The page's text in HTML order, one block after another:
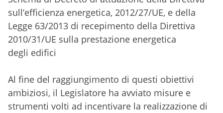
sull’efficienza energetica, 2012/27/UE, e della
Legge 63/2013 di recepimento della Direttiva
2010/31/UE sulla prestazione energetica
degli edifici
Al fine del raggiungimento di questi obiettivi
ambiziosi, il Legislatore ha avviato misure e
strumenti volti ad incentivare la realizzazione di